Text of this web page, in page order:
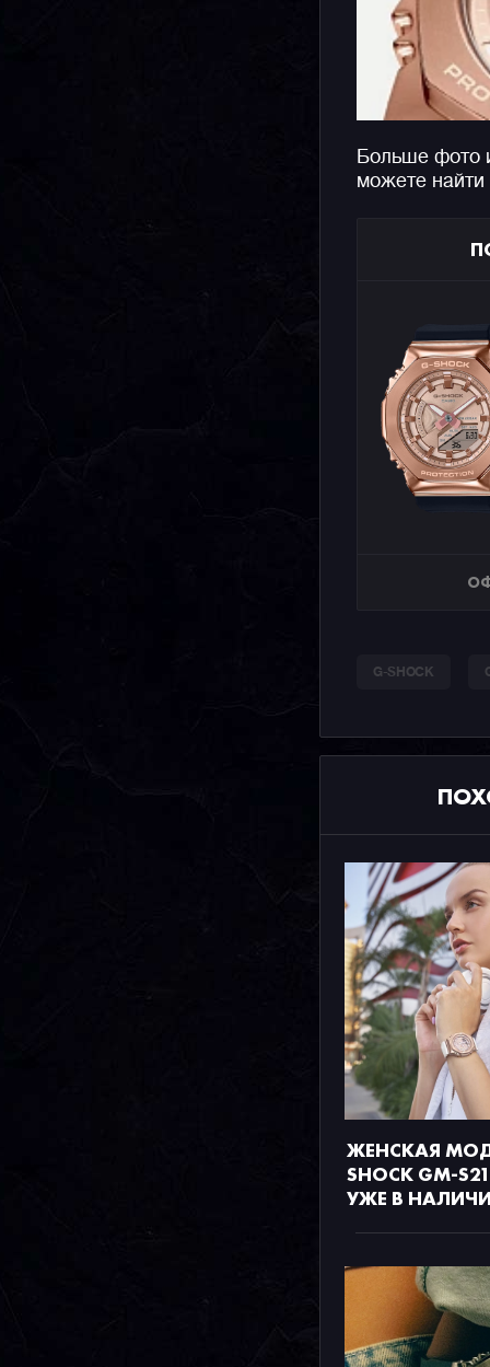
Больше фото
можете
G-SHOCK
ЖЕНСКАЯ
SHOCK GM-
УЖЕ В